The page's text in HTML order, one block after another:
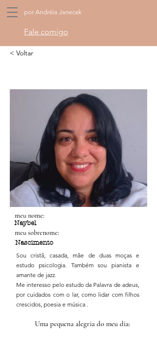
por Andréia Janecek
Fale comigo
< Voltar
meu nome:
Naybel
meu sobrenome:
Nascimento
Sou cristã, casada, mãe de duas moças e
estudo psicologia. Também sou pianista e
amante de jazz.
Me interesso pelo estudo da Palavra de adeus,
por cuidados com o lar, como lidar com filhos
crescidos, poesia e música .
Uma pequena alegria do meu dia: